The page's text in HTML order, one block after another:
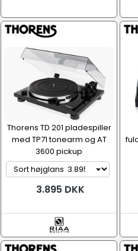
Thorens TD 201 pladespiller
med TP71 tonearm og AT
3600 pickup
3.895 DKK